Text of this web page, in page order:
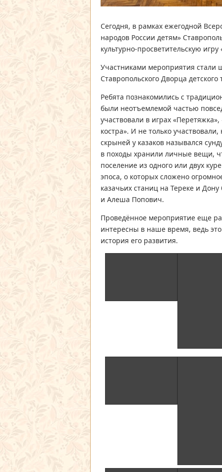
Сегодня, в рамках ежегодной
народов России детям»
культурно-просветительскую
Участниками мероприятия стали
Ставропольского Дворца детского
Ребята познакомились с
были неотъемлемой частью
участвовали в играх
костра». И не только
скрыней у казаков назывался
в походы хранили личные вещи,
поселение из одного или двух
эпоса, о которых сложено
казачьих станиц на Тереке и
и Алеша Попович.
Проведённое мероприятие еще
интересны в наше время, ведь
история его развития.